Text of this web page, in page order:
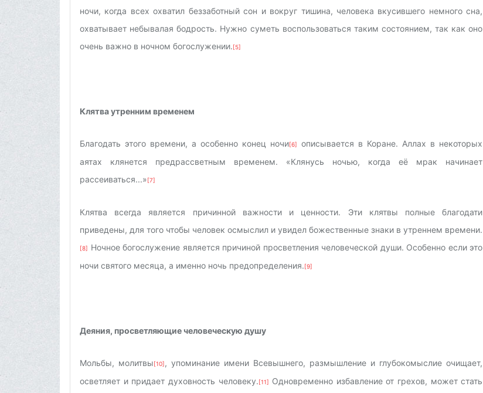
ночи, когда всех охватил беззаботный сон и вокруг тишина, человека вкусившего немного сна,
охватывает небывалая бодрость. Нужно суметь воспользоваться таким состоянием, так как оно
очень важно в ночном богослужении.[5]
Клятва утренним временем
Благодать этого времени, а особенно конец ночи[6]
описывается в Коране. Аллах в некоторых
аятах клянется предрассветным временем. «Клянусь ночью, когда её мрак начинает
рассеиваться...»[7]
Клятва всегда является причинной важности и ценности. Эти клятвы полные благодати
приведены, для того чтобы человек осмыслил и увидел божественные знаки в утреннем времени.
[8] Ночное богослужение является причиной просветления человеческой души. Особенно если это
ночи святого месяца, а именно ночь предопределения.[9]
Деяния, просветляющие человеческую душу
Мольбы, молитвы[10], упоминание имени Всевышнего, размышление и глубокомыслие очищает,
осветляет и придает духовность человеку.[11] Одновременно избавление от грехов, может стать